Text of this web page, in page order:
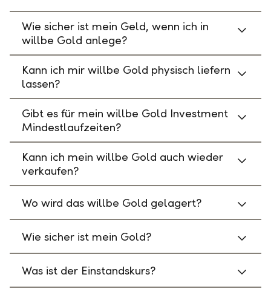
Wie sicher ist mein Geld, wenn ich in
willbe Gold anlege?
Kann ich mir willbe Gold physisch liefern
lassen?
Gibt es für mein willbe Gold Investment
Mindestlaufzeiten?
Kann ich mein willbe Gold auch wieder
verkaufen?
Wo wird das willbe Gold gelagert?
Wie sicher ist mein Gold?
Was ist der Einstandskurs?